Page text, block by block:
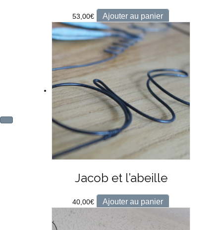
53,00€ Ajouter au panier
Jacob et l’abeille
40,00€ Ajouter au panier